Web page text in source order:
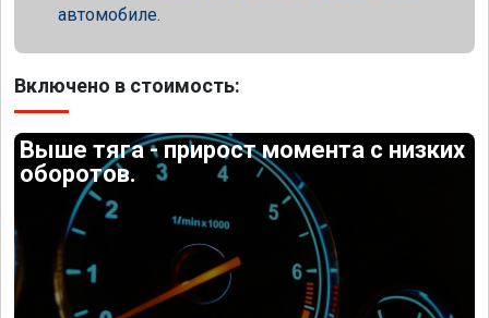
автомобиле.
Включено в стоимость:
Выше тяга - прирост момента с низких
оборотов.